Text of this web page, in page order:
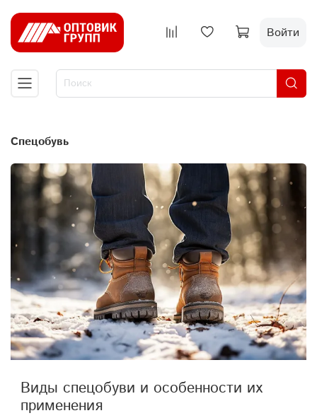
Войти
Спецобувь
Виды спецобуви и особенности их
применения